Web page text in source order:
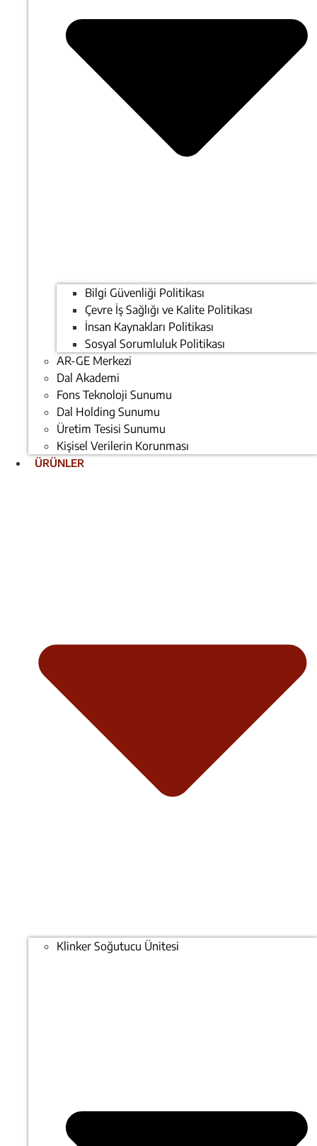
Bilgi Güvenliği Politikası
Çevre İş Sağlığı ve Kalite Politikası
İnsan Kaynakları Politikası
Sosyal Sorumluluk Politikası
AR-GE Merkezi
Dal Akademi
Fons Teknoloji Sunumu
Dal Holding Sunumu
Üretim Tesisi Sunumu
Kişisel Verilerin Korunması
ÜRÜNLER
Klinker Soğutucu Ünitesi